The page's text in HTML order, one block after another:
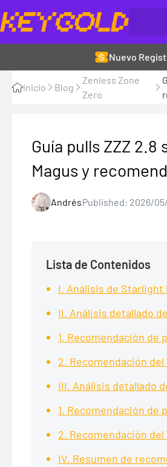
Nuevo
Inicio Blog
Zenless Zone
Zero
Guía pulls ZZZ
Magus y
AndrésPublished: 2026/
Lista de Contenidos
I. Análisis de Starlight
II. Análisis detallado
1. Recomendación de
2. Recomendación
III. Análisis detallado
1. Recomendación de
2. Recomendación
IV. Resumen de